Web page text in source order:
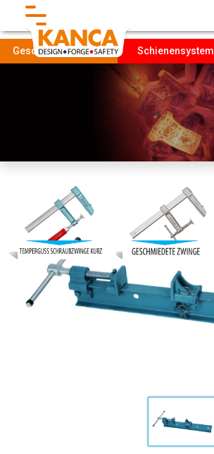
FORDERUNG
Produktıon
NACHHALTIGKEIT
Kontakt
Geschmiedete Teile Schienensystem